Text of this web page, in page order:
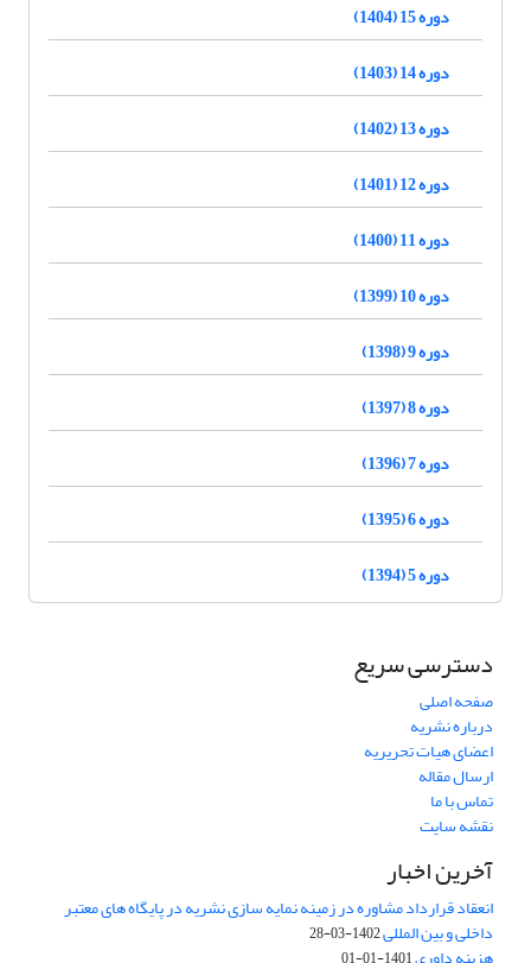
دوره 15 (1404)
دوره 14 (1403)
دوره 13 (1402)
دوره 12 (1401)
دوره 11 (1400)
دوره 10 (1399)
دوره 9 (1398)
دوره 8 (1397)
دوره 7 (1396)
دوره 6 (1395)
دوره 5 (1394)
دسترسی سریع
صفحه اصلی
درباره نشریه
اعضای هیات تحریریه
ارسال مقاله
تماس با ما
نقشه سایت
آخرین اخبار
انعقاد قرارداد مشاوره در زمینه نمایه سازی نشریه در پایگاه های معتبر
داخلی و بین المللی1402-03-28